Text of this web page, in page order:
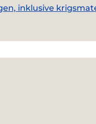
inklusive